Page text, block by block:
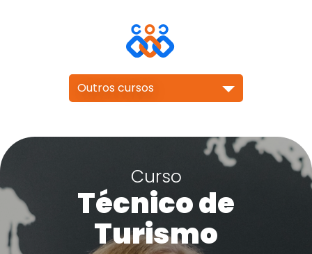
Outros cursos
Curso
Técnico de
Turismo